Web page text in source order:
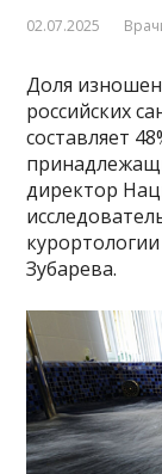
02.07.2025
Доля
российских
составляет
директор
Зубарева.